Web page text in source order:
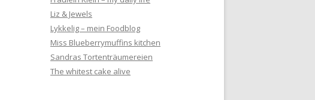
Liz & Jewels
Lykkelig – mein Foodblog
Miss Blueberrymuffins kitchen
Sandras Tortenträumereien
The whitest cake alive